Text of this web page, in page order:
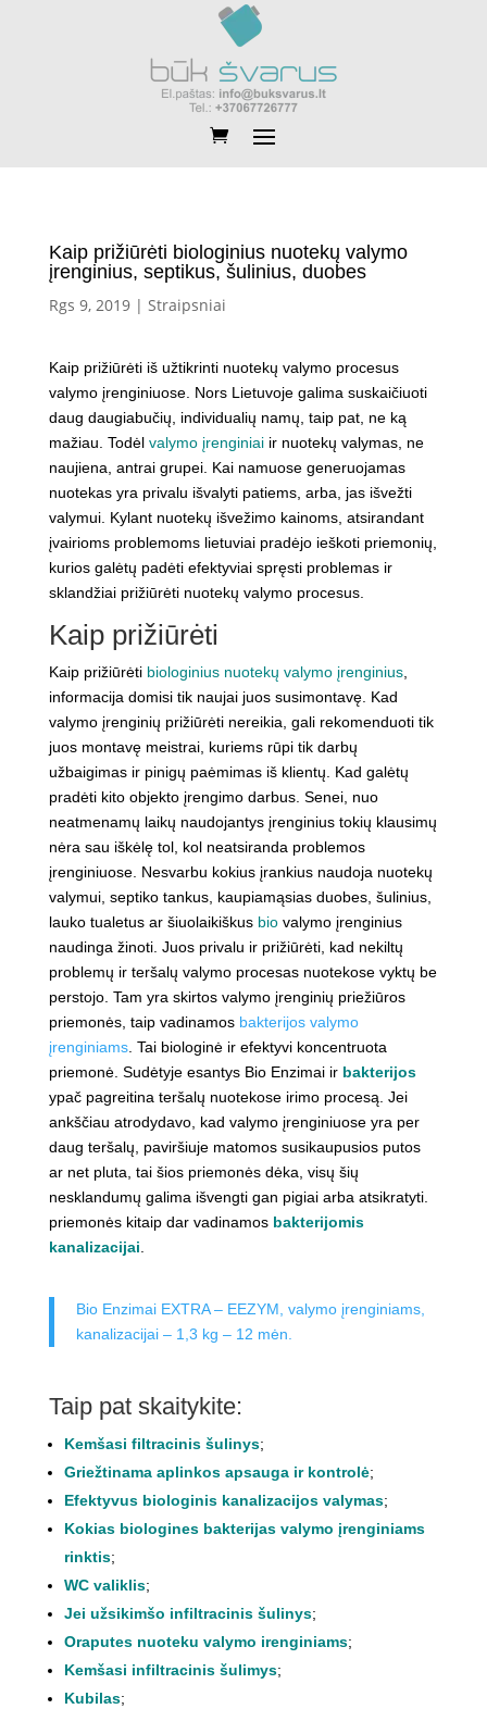
Kaip prižiūrėti biologinius nuotekų valymo
įrenginius, septikus, šulinius, duobes
Rgs 9, 2019| Straipsniai
Kaip prižiūrėti iš užtikrinti nuotekų valymo procesus
valymo įrenginiuose. Nors Lietuvoje galima suskaičiuoti
daug daugiabučių, individualių namų, taip pat, ne ką
mažiau. Todėl valymo įrenginiaiir nuotekų valymas, ne
naujiena, antrai grupei. Kai namuose generuojamas
nuotekas yra privalu išvalyti patiems, arba, jas išvežti
valymui. Kylant nuotekų išvežimo kainoms, atsirandant
įvairioms problemoms lietuviai pradėjo ieškoti priemonių,
kurios galėtų padėti efektyviai spręsti problemas ir
sklandžiai prižiūrėti nuotekų valymo procesus.
Kaip prižiūrėti
Kaip prižiūrėti biologinius nuotekų valymo įrenginius,
informacija domisi tik naujai juos susimontavę. Kad
valymo įrenginių prižiūrėti nereikia, gali rekomenduoti tik
juos montavę meistrai, kuriems rūpi tik darbų
užbaigimas ir pinigų paėmimas iš klientų. Kad galėtų
pradėti kito objekto įrengimo darbus. Senei, nuo
neatmenamų laikų naudojantys įrenginius tokių klausimų
nėra sau iškėlę tol, kol neatsiranda problemos
įrenginiuose. Nesvarbu kokius įrankius naudoja nuotekų
valymui, septiko tankus, kaupiamąsias duobes, šulinius,
lauko tualetus ar šiuolaikiškus biovalymo įrenginius
naudinga žinoti. Juos privalu ir prižiūrėti, kad nekiltų
problemų ir teršalų valymo procesas nuotekose vyktų be
perstojo. Tam yra skirtos valymo įrenginių priežiūros
priemonės, taip vadinamos bakterijos valymo
įrenginiams. Tai biologinė ir efektyvi koncentruota
priemonė. Sudėtyje esantys Bio Enzimai ir bakterijos
ypač pagreitina teršalų nuotekose irimo procesą. Jei
ankščiau atrodydavo, kad valymo įrenginiuose yra per
daug teršalų, paviršiuje matomos susikaupusios putos
ar net pluta, tai šios priemonės dėka, visų šių
nesklandumų galima išvengti gan pigiai arba atsikratyti.
priemonės kitaip dar vadinamos bakterijomis
kanalizacijai
Bio Enzimai EXTRA – EEZYM, valymo įrenginiams,
kanalizacijai – 1,3 kg – 12 mėn.
Taip pat skaitykite:
Kemšasi filtracinis šulinys;
Griežtinama aplinkos apsauga ir kontrolė;
Efektyvus biologinis kanalizacijos valymas;
Kokias biologines bakterijas valymo įrenginiams
rinktis;
WC valiklis;
Jei užsikimšo infiltracinis šulinys;
Oraputes nuoteku valymo irenginiams;
Kemšasi infiltracinis šulimys;
Kubilas;